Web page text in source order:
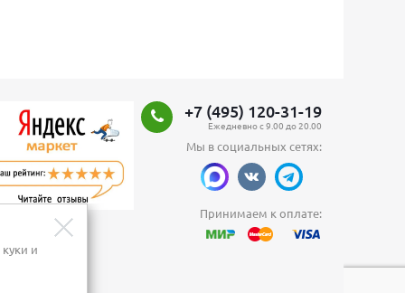
+7 (495) 120-31-19
Ежедневно с 9.00 до 20.00
Мы в социальных сетях:
Принимаем к оплате:
и